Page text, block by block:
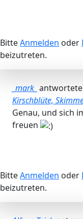
BitteAnmelden oder
beizutreten.
_mark_
Kirschblüte,
Genau, und sich
freuen
BitteAnmelden oder
beizutreten.